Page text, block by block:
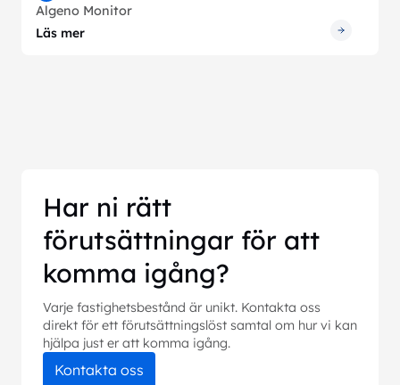
Algeno Monitor
Läs mer
Har ni rätt
förutsättningar för att
komma igång?
Varje fastighetsbestånd är unikt. Kontakta oss
direkt för ett förutsättningslöst samtal om hur vi kan
hjälpa just er att komma igång.
Kontakta oss